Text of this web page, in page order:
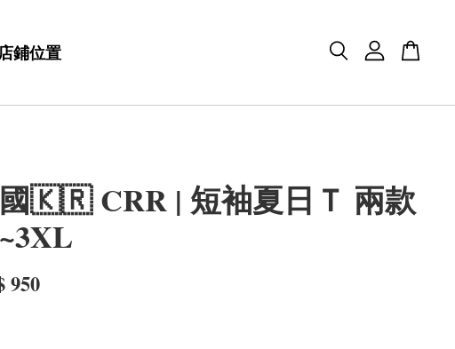
鋪位置
🇰🇷 CRR | 短袖夏日Ｔ 兩款
950